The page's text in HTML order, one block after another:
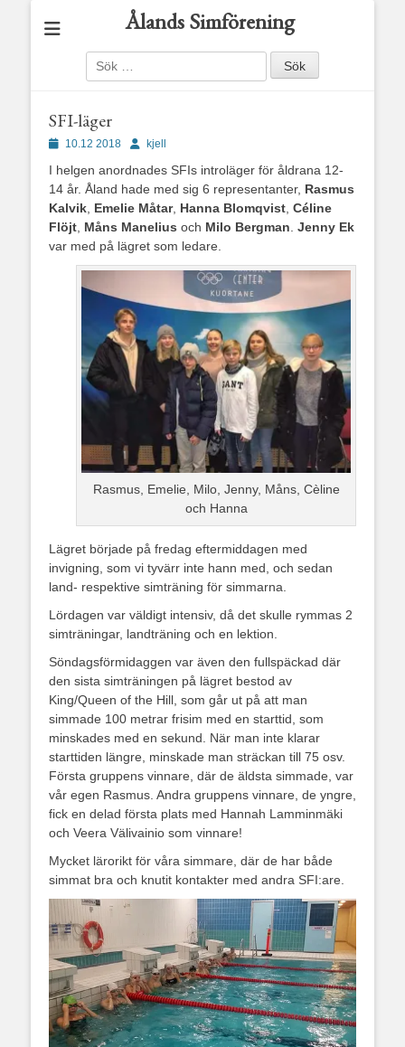
Ålands Simförening
Sök
efter:
SFI-läger
Publicerad
10.12 2018 Författare
kjell
I helgen anordnades SFIs introläger för åldrana 12-
14 år. Åland hade med sig 6 representanter, Rasmus
Kalvik, Emelie Måtar, Hanna Blomqvist, Céline
Flöjt, Måns Manelius och Milo Bergman. Jenny Ek
var med på lägret som ledare.
Rasmus, Emelie, Milo, Jenny, Måns, Cèline
och Hanna
Lägret började på fredag eftermiddagen med
invigning, som vi tyvärr inte hann med, och sedan
land- respektive simträning för simmarna.
Lördagen var väldigt intensiv, då det skulle rymmas 2
simträningar, landträning och en lektion.
Söndagsförmidaggen var även den fullspäckad där
den sista simträningen på lägret bestod av
King/Queen of the Hill, som går ut på att man
simmade 100 metrar frisim med en starttid, som
minskades med en sekund. När man inte klarar
starttiden längre, minskade man sträckan till 75 osv.
Första gruppens vinnare, där de äldsta simmade, var
vår egen Rasmus. Andra gruppens vinnare, de yngre,
fick en delad första plats med Hannah Lamminmäki
och Veera Välivainio som vinnare!
Mycket lärorikt för våra simmare, där de har både
simmat bra och knutit kontakter med andra SFI:are.